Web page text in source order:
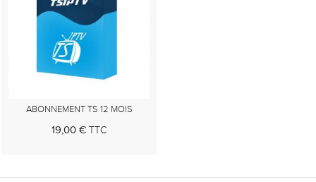
ABONNEMENT TS 12 MOIS
19,00 € TTC